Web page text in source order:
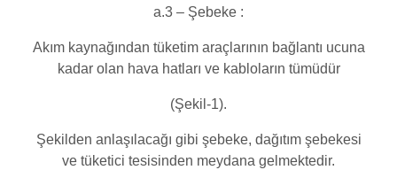
a.3 – Şebeke :
Akım kaynağından tüketim araçlarının bağlantı ucuna
kadar olan hava hatları ve kabloların tümüdür
(Şekil-1).
Şekilden anlaşılacağı gibi şebeke, dağıtım şebekesi
ve tüketici tesisinden meydana gelmektedir.